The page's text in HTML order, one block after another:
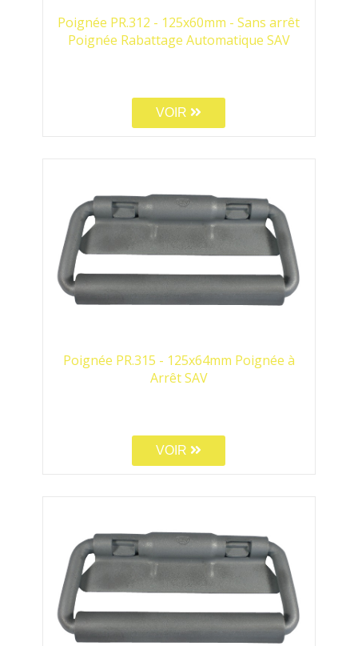
Poignée PR.312 - 125x60mm - Sans arrêt
Poignée Rabattage Automatique SAV
VOIR
Poignée PR.315 - 125x64mm Poignée à
Arrêt SAV
VOIR